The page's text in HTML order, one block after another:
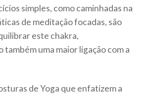
simples, como caminhadas na
de meditação focadas, são
este chakra,
uma maior ligação com a
de Yoga que enfatizem a